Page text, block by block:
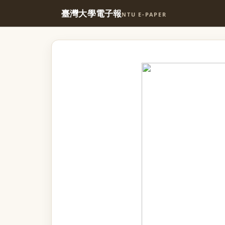
臺灣大學電子報NTU E-PAPER